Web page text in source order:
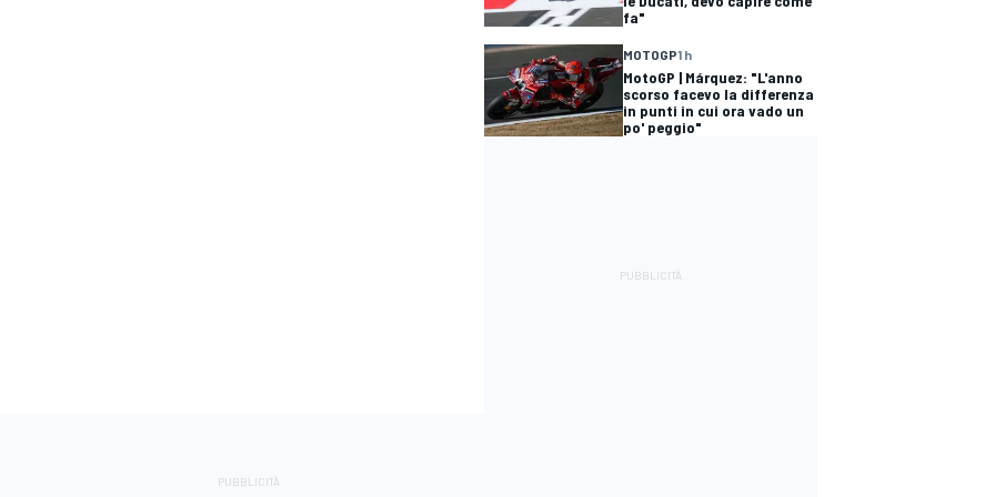
fa"
MOTOGP1 h
MotoGP | Márquez: "L'anno
scorso facevo la differenza
in punti in cui ora vado un
po' peggio"